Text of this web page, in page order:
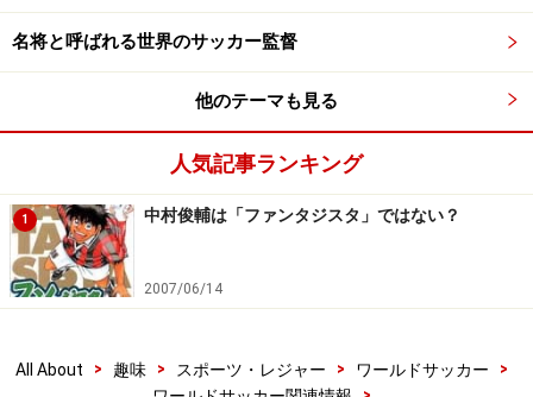
名将と呼ばれる世界のサッカー監督
他のテーマも見る
人気記事ランキング
1 中村俊輔は「ファンタジスタ」ではない？
2007/06/14
All About > 趣味 > スポーツ・レジャー > ワールドサッカー
>